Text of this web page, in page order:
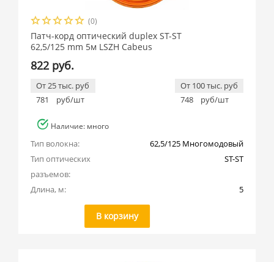
(0)
Патч-корд оптический duplex ST-ST
62,5/125 mm 5м LSZH Cabeus
822 руб.
От 25 тыс. руб
781
руб/шт
От 100 тыс. руб
748
руб/шт
Наличие: много
Тип волокна:
62,5/125 Многомодовый
Тип оптических
разъемов:
ST-ST
Длина, м: 5
В корзину